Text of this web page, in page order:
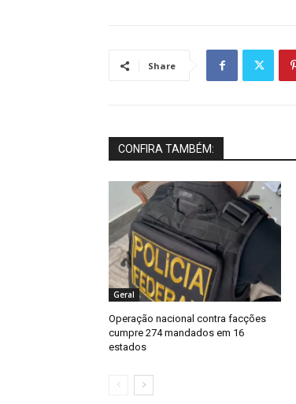
Share
CONFIRA TAMBÉM:
Geral
Operação nacional contra facções
cumpre 274 mandados em 16
estados